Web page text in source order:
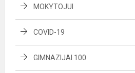
MOKYTOJUI
COVID-19
GIMNAZIJAI 100